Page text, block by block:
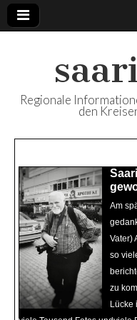
Regionale
den
Am
Vater)
so
zu
Lücke